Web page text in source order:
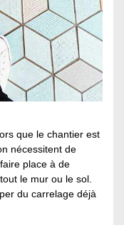
que le chantier est
nécessitent de
place à de
le mur ou le sol.
du carrelage déjà